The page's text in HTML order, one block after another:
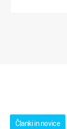
Članki in novice